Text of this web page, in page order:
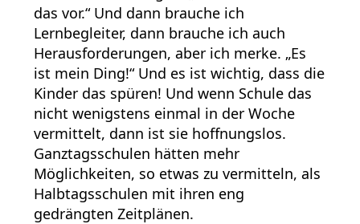
das vor.“ Und dann brauche ich
Lernbegleiter, dann brauche ich auch
Herausforderungen, aber ich merke. „Es
ist mein Ding!“ Und es ist wichtig, dass die
Kinder das spüren! Und wenn Schule das
nicht wenigstens einmal in der Woche
vermittelt, dann ist sie hoffnungslos.
Ganztagsschulen hätten mehr
Möglichkeiten, so etwas zu vermitteln, als
Halbtagsschulen mit ihren eng
gedrängten Zeitplänen.